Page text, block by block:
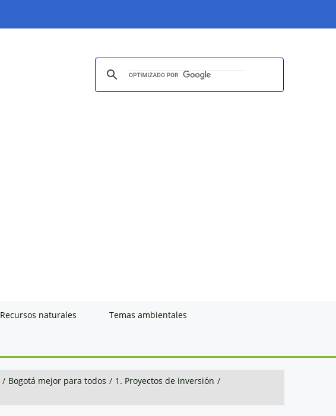
Recursos naturales Temas ambientales
/ Bogotá mejor para todos / 1. Proyectos de inversión /